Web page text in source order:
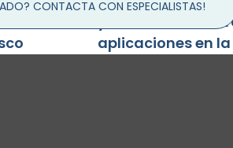
y andamios
aplicaciones en
CONTACTA CON ESPECIALISTAS!